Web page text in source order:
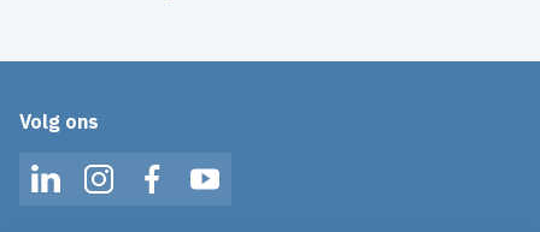
Volg ons
LinkedInInstagramFacebookYouTube